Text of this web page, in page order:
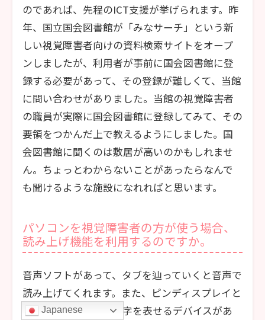
のであれば、先程のICT支援が挙げられます。昨
年、国立国会図書館が「みなサーチ」という新
しい視覚障害者向けの資料検索サイトをオープ
ンしましたが、利用者が事前に国会図書館に登
録する必要があって、その登録が難しくて、当館
に問い合わせがありました。当館の視覚障害者
の職員が実際に国会図書館に登録してみて、その
要領をつかんだ上で教えるようにしました。国
会図書館に聞くのは敷居が高いのかもしれませ
ん。ちょっとわからないことがあったらなんで
も聞けるような施設になれればと思います。
パソコンを視覚障害者の方が使う場合、
読み上げ機能を利用するのですか。
音声ソフトがあって、タブを辿っていくと音声で
読み上げてくれます。また、ピンディスプレイと
言って点が浮き出て点字を表せるデバイスがあ
Japanese